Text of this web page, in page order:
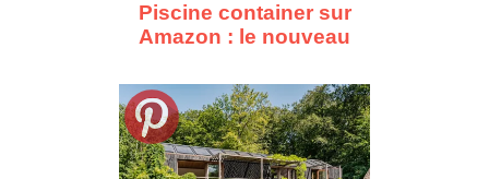
Piscine container sur
Amazon : le nouveau
000€